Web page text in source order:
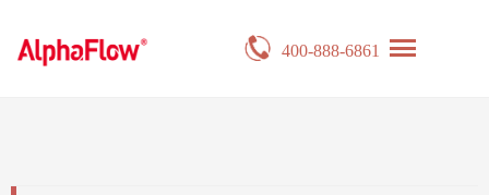
400-888-6861